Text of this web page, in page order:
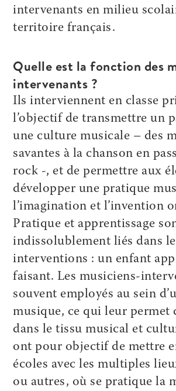
intervenants en milieu
territoire français.
Quelle est la fonction des
intervenants ?
Ils interviennent en classe
l’objectif de transmettre un
une culture musicale – des
savantes à la chanson en
rock -, et de permettre aux
développer une pratique
l’imagination et l’invention
Pratique et apprentissage
indissolublement liés dans
interventions : un enfant
faisant. Les musiciens-
souvent employés au sein
musique, ce qui leur permet
dans le tissu musical et
ont pour objectif de mettre
écoles avec les multiples
ou autres, où se pratique la